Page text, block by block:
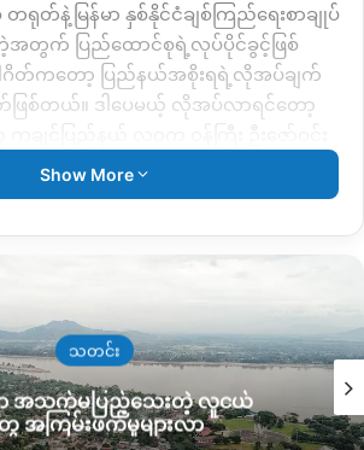
ရုတ်နဲ့မြန်မာ နှစ်နိုင်ငံချစ်ကြည်ရေးစာချုပ်
အတွက် ပြည်ထောင်စုရဲ့လုပ်ပိုင်ခွင့်ဖြစ်
ဂိတ်ကတော့ ပြည်နယ်အစိုးရရဲ့လိုအပ်ချက်
ဖြစ်တယ်။ ဒါပေမယ့် လိုအပ်လာရင်တော့
တစ်လွားကူးစက်ပြန့်နှံနေသည့်အတွက် နိုင်ငံ
ပိတ်ထားသော်လည်း မြန်မာနိုင်ငံတွင်မူ
းသဖြင့် ဂိတ်များသည် ဖွင့်ထားဆဲ
းမားဆုံးနှင့် စတင်ဖြစ်ပွားခဲ့သောတရုတ်ပြည်
ျင်ပြည်နယ်တွင် နယ်စပ်ဂိတ်များကို ယနေ့ထိ
Show More
သတင်း
ာ အသက်မပြည့်သေးတဲ့ လူငယ်
အကြမ်းဖက်မှုများလာ